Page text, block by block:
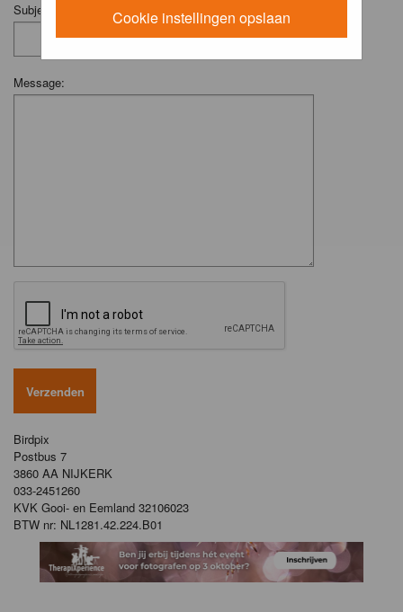
Cookie instellingen opslaan
Subject:
Message:
Birdpix
Postbus 7
3860 AA NIJKERK
033-2451260
KVK Gooi- en Eemland 32106023
BTW nr: NL1281.42.224.B01